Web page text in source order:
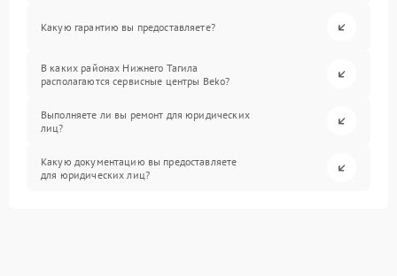
Какую гарантию вы предоставляете?
В каких районах Нижнего Тагила
располагаются сервисные центры Beko?
Выполняете ли вы ремонт для юридических
лиц?
Какую документацию вы предоставляете
для юридических лиц?